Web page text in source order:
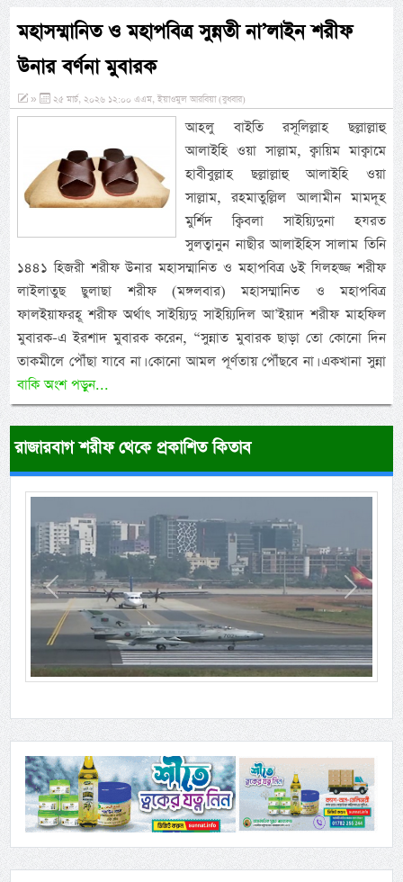
মহাসম্মানিত ও মহাপবিত্র সুন্নতী না’লাইন শরীফ
উনার বর্ণনা মুবারক
» ২৫ মার্চ, ২০২৬ ১২:০০ এএম, ইয়াওমুল আরবিয়া (বুধবার)
আহলু বাইতি রসূলিল্লাহ ছল্লাল্লাহু
আলাইহি ওয়া সাল্লাম, ক্বায়িম মাক্বামে
হাবীবুল্লাহ ছল্লাল্লাহু আলাইহি ওয়া
সাল্লাম, রহমাতুল্লিল আলামীন মামদূহ
মুর্শিদ ক্বিবলা সাইয়্যিদুনা হযরত
সুলত্বানুন নাছীর আলাইহিস সালাম তিনি
১৪৪১ হিজরী শরীফ উনার মহাসম্মানিত ও মহাপবিত্র ৬ই যিলহজ্জ শরীফ
লাইলাতুছ ছুলাছা শরীফ (মঙ্গলবার) মহাসম্মানিত ও মহাপবিত্র
ফালইয়াফরহূ শরীফ অর্থাৎ সাইয়্যিদু সাইয়্যিদিল আ’ইয়াদ শরীফ মাহফিল
মুবারক-এ ইরশাদ মুবারক করেন, “সুন্নাত মুবারক ছাড়া তো কোনো দিন
তাকমীলে পৌঁছা যাবে না। কোনো আমল পূর্ণতায় পৌঁছবে না। একখানা সুন্না
বাকি অংশ পড়ুন...
রাজারবাগ শরীফ থেকে প্রকাশিত কিতাব
Previous Next